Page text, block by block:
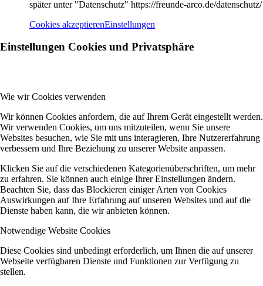
später unter "Datenschutz" https://freunde-arco.de/datenschutz/
Cookies akzeptierenEinstellungen
Einstellungen Cookies und Privatsphäre
Wie wir Cookies verwenden
Wir können Cookies anfordern, die auf Ihrem Gerät eingestellt werden.
Wir verwenden Cookies, um uns mitzuteilen, wenn Sie unsere
Websites besuchen, wie Sie mit uns interagieren, Ihre Nutzererfahrung
verbessern und Ihre Beziehung zu unserer Website anpassen.
Klicken Sie auf die verschiedenen Kategorienüberschriften, um mehr
zu erfahren. Sie können auch einige Ihrer Einstellungen ändern.
Beachten Sie, dass das Blockieren einiger Arten von Cookies
Auswirkungen auf Ihre Erfahrung auf unseren Websites und auf die
Dienste haben kann, die wir anbieten können.
Notwendige Website Cookies
Diese Cookies sind unbedingt erforderlich, um Ihnen die auf unserer
Webseite verfügbaren Dienste und Funktionen zur Verfügung zu
stellen.